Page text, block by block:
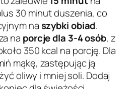
30 minut duszenia, co
naszybki obiad.
na porcje dla 3-4 osób, z
350 kcal na porcję. Dla
mąkę, zastępując ją
oliwy i mniej soli. Dodaj